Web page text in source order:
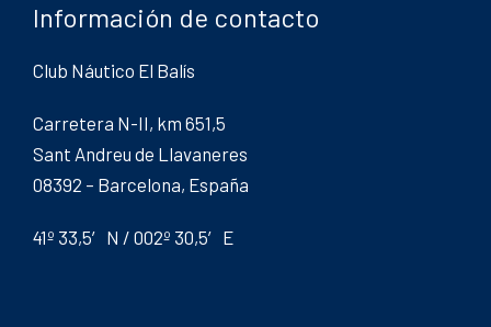
Información de contacto
Club Náutico El Balís
Carretera N-II, km 651,5
Sant Andreu de Llavaneres
08392 – Barcelona, España
41º 33,5′ N / 002º 30,5′ E